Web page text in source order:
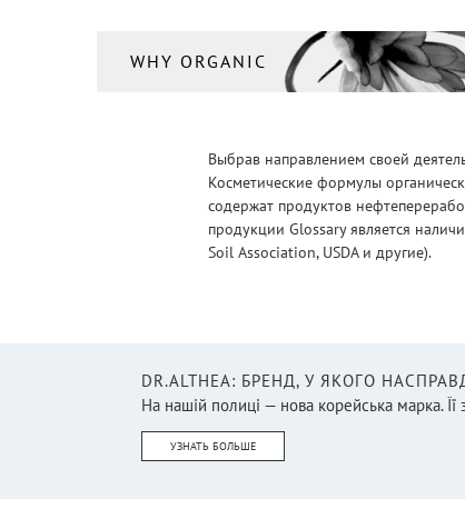
WHY ORGANIC
Выбрав направлением своей
Косметические формулы
содержат продуктов
продукции Glossary является
Soil Association, USDA и другие).
DR.ALTHEA: БРЕНД, У ЯКОГО
На нашій полиці — нова корейська марка. Її
УЗНАТЬ БОЛЬШЕ